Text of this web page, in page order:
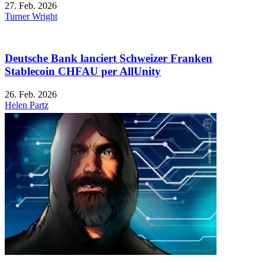
27. Feb. 2026
Turner Wright
Deutsche Bank lanciert Schweizer Franken
Stablecoin CHFAU per AllUnity
26. Feb. 2026
Helen Partz